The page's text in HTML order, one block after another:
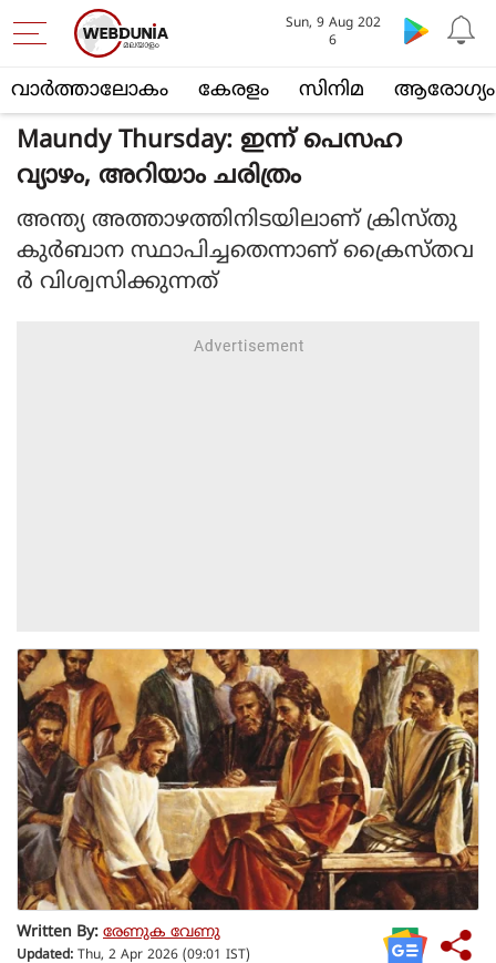
വാര്‍ത്താലോകം കേരളം സിനിമ ആരോഗ്യം
Sun, 9 Aug 202
6
Maundy Thursday: ഇന്ന് പെസഹ
വ്യാഴം, അറിയാം ചരിത്രം
അന്ത്യ അത്താഴത്തിനിടയിലാണ് ക്രിസ്തു
കുർബാന സ്ഥാപിച്ചതെന്നാണ് ക്രൈസ്തവ
ർ വിശ്വസിക്കുന്നത്
Written By: രേണുക വേണു
Updated: Thu, 2 Apr 2026 (09:01 IST)